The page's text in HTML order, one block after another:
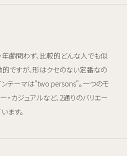
年齢問わず、比較的どんな人でも似
ですが、形はクセのない定番なの
ンテーマは"two persons"。一つのモ
・カジュアルなど、2通りのバリエー
ます。